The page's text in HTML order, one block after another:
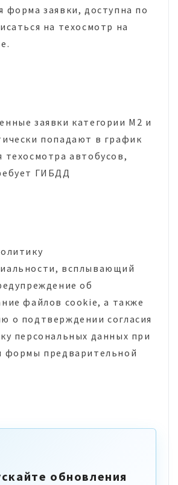
форма заявки, доступна по
на техосмотр на
заявки категории M2 и
попадают в график
техосмотра автобусов,
ГИБДД
всплывающий
об
файлов cookie, а также
о подтверждении согласия
персональных данных при
формы предварительной
обновления